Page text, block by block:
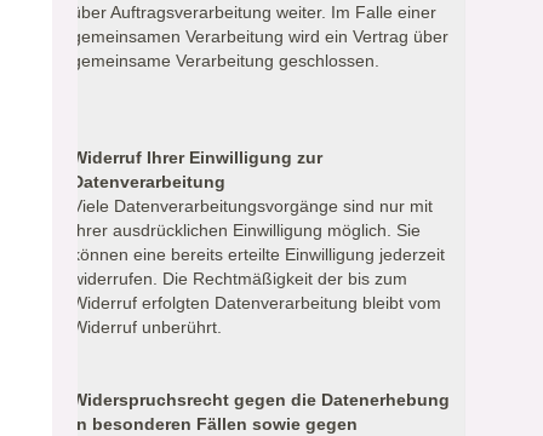
über Auftragsverarbeitung weiter. Im Falle einer
gemeinsamen Verarbeitung wird ein Vertrag über
gemeinsame Verarbeitung geschlossen.
Widerruf Ihrer Einwilligung zur
Datenverarbeitung
Viele Datenverarbeitungsvorgänge sind nur mit
Ihrer ausdrücklichen Einwilligung möglich. Sie
können eine bereits erteilte Einwilligung jederzeit
widerrufen. Die Rechtmäßigkeit der bis zum
Widerruf erfolgten Datenverarbeitung bleibt vom
Widerruf unberührt.
Widerspruchsrecht gegen die Datenerhebung
in besonderen Fällen sowie gegen